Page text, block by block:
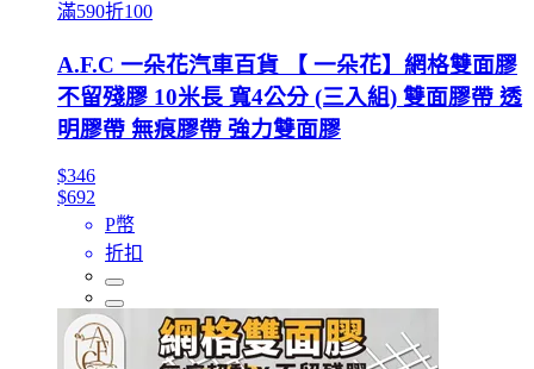
滿590折100
A.F.C 一朵花汽車百貨 【 一朵花】網格雙面膠
不留殘膠 10米長 寬4公分 (三入組) 雙面膠帶 透
明膠帶 無痕膠帶 強力雙面膠
$346
$692
P幣
折扣